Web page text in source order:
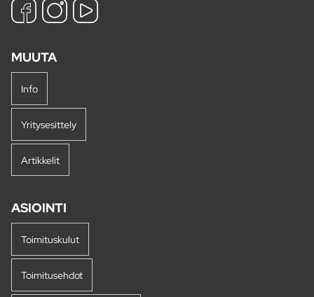
MUUTA
Info
Yritysesittely
Artikkelit
ASIOINTI
Toimituskulut
Toimitusehdot